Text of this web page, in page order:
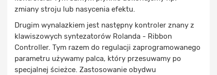
zmiany stroju lub nasycenia efektu.
Drugim wynalazkiem jest następny kontroler znany z
klawiszowych syntezatorów Rolanda - Ribbon
Controller. Tym razem do regulacji zaprogramowanego
parametru używamy palca, który przesuwamy po
specjalnej ścieżce. Zastosowanie obydwu